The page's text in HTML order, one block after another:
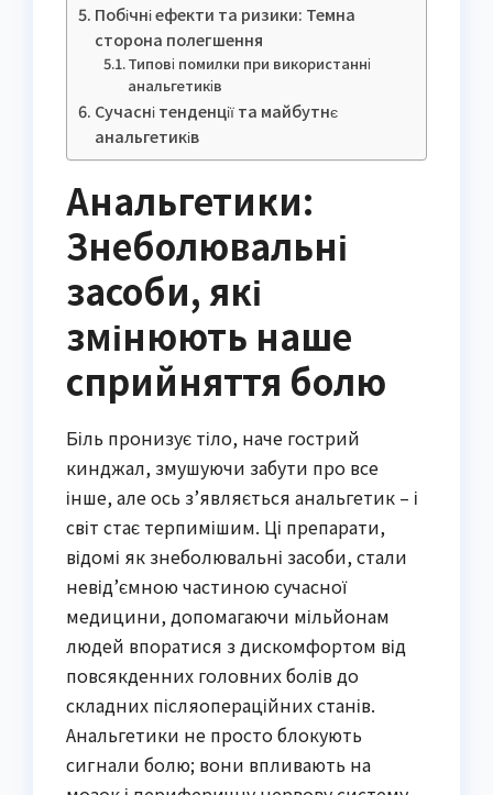
Побічні ефекти та ризики: Темна
сторона полегшення
Типові помилки при використанні
анальгетиків
Сучасні тенденції та майбутнє
анальгетиків
Анальгетики:
Знеболювальні
засоби, які
змінюють наше
сприйняття болю
Біль пронизує тіло, наче гострий
кинджал, змушуючи забути про все
інше, але ось з’являється анальгетик – і
світ стає терпимішим. Ці препарати,
відомі як знеболювальні засоби, стали
невід’ємною частиною сучасної
медицини, допомагаючи мільйонам
людей впоратися з дискомфортом від
повсякденних головних болів до
складних післяопераційних станів.
Анальгетики не просто блокують
сигнали болю; вони впливають на